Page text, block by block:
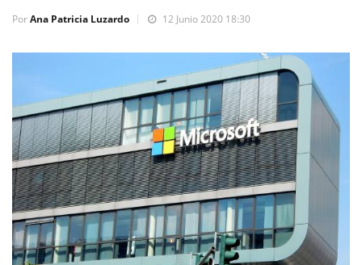
PorAna Patricia Luzardo 12 Junio 2020 18:30